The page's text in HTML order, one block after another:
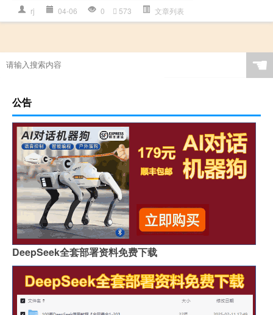
rj 04-06 0 573 文章列表
☚
公告
DeepSeek全套部署资料免费下载